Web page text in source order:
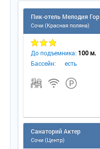
Пик-отель Мелодия Гор
Сочи (Красная поляна)
До подъемника: 100 м.
Бассейн:
есть
Санаторий Актер
Сочи (Центр)